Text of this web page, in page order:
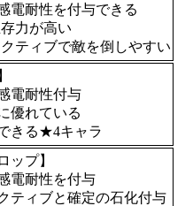
電耐性を付与できる
力が高い
クティブで敵を倒しやすい
電耐性付与
優れている
きる★4キャラ
ップ】
電耐性を付与
ティブと確定の石化付与